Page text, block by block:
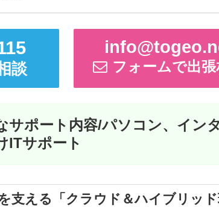
談 フォームで出張
サポート内容/パソコン、イン
ITサポート
支える「クラウド＆ハイブリッ